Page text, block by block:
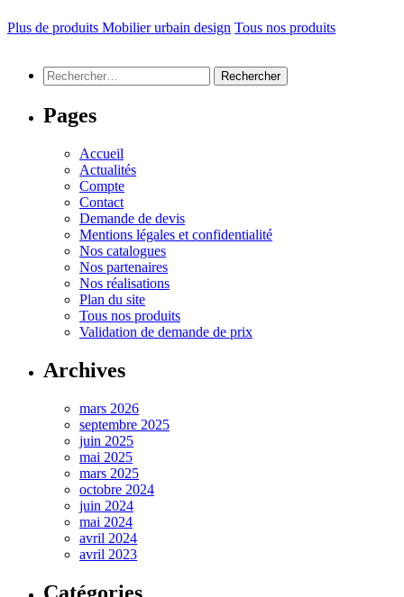
Plus de produits Mobilier urbain design Tous nos produits
Rechercher :
Pages
Accueil
Actualités
Compte
Contact
Demande de devis
Mentions légales et confidentialité
Nos catalogues
Nos partenaires
Nos réalisations
Plan du site
Tous nos produits
Validation de demande de prix
Archives
mars 2026
septembre 2025
juin 2025
mai 2025
mars 2025
octobre 2024
juin 2024
mai 2024
avril 2024
avril 2023